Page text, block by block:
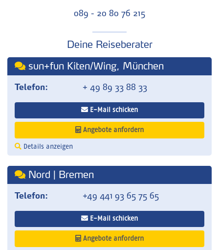
089 - 20 80 76 215
Deine Reiseberater
sun+fun Kiten/Wing, München
Telefon: + 49 89 33 88 33
E-Mail schicken
Angebote anfordern
Details anzeigen
Nord | Bremen
Telefon: +49 441 93 65 75 65
E-Mail schicken
Angebote anfordern